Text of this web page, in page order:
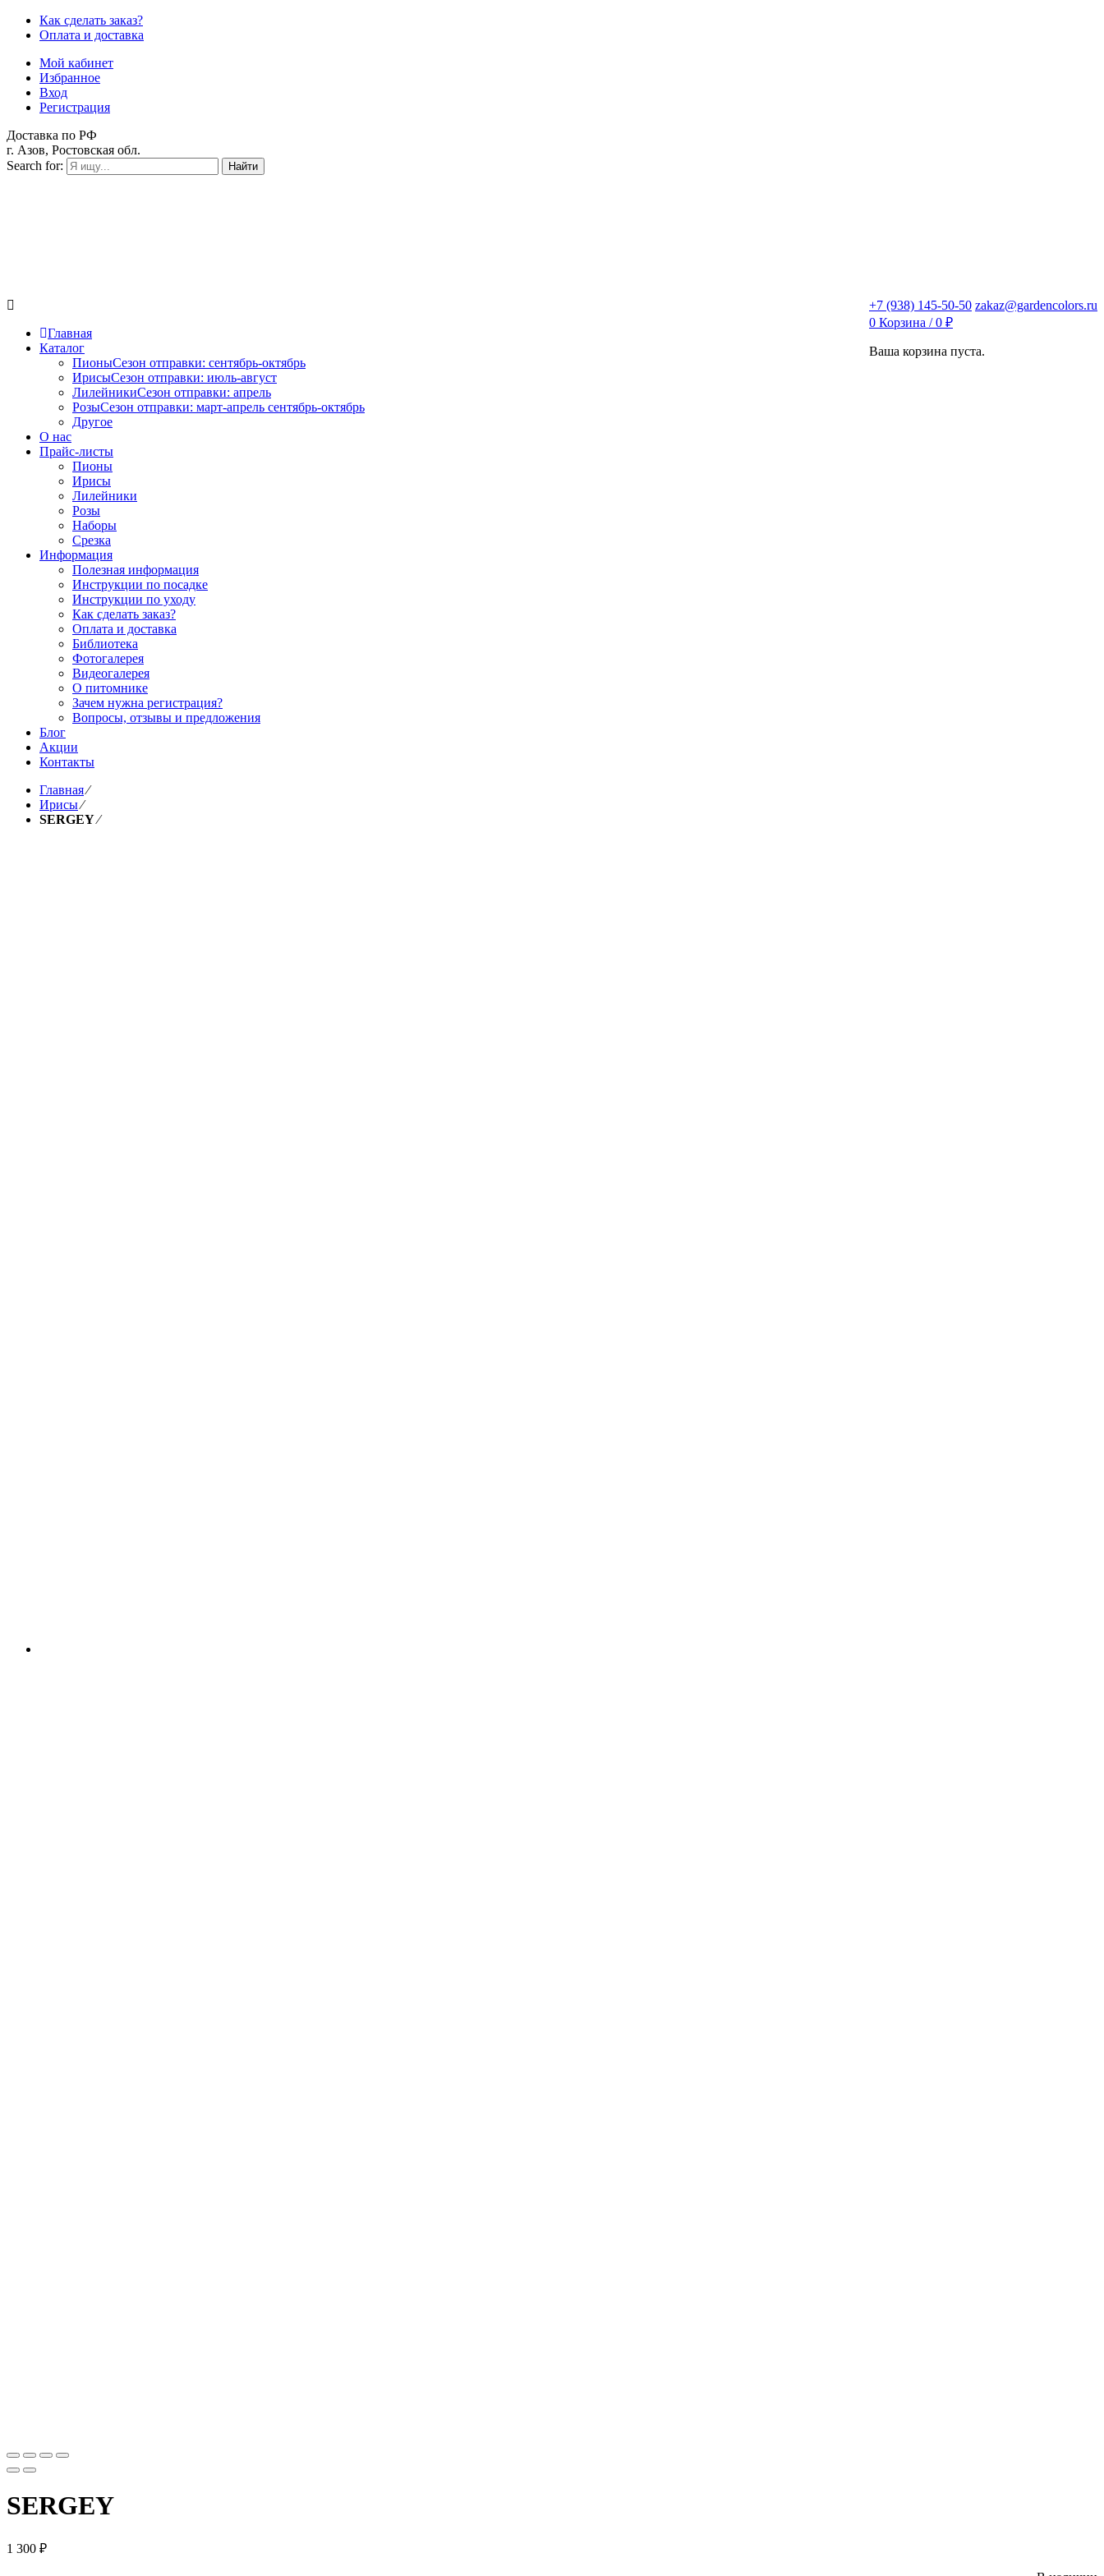
Как сделать заказ?
Оплата и доставка
Мой кабинет
Избранное
Вход
Регистрация
Доставка по РФ
г. Азов, Ростовская обл.
Search for:
Найти
+7 (938) 145-50-50 zakaz@gardencolors.ru
0 Корзина /0 ₽
Ваша корзина пуста.
Главная
Каталог
ПионыСезон отправки: сентябрь-октябрь
ИрисыСезон отправки: июль-август
ЛилейникиСезон отправки: апрель
РозыСезон отправки: март-апрель сентябрь-октябрь
Другое
О нас
Прайс-листы
Пионы
Ирисы
Лилейники
Розы
Наборы
Срезка
Информация
Полезная информация
Инструкции по посадке
Инструкции по уходу
Как сделать заказ?
Оплата и доставка
Библиотека
Фотогалерея
Видеогалерея
О питомнике
Зачем нужна регистрация?
Вопросы, отзывы и предложения
Блог
Акции
Контакты
Главная⁄
Ирисы⁄
SERGEY⁄
SERGEY
1 300 ₽